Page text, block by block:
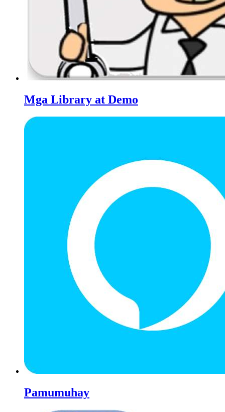
Mga Library at Demo
Pamumuhay